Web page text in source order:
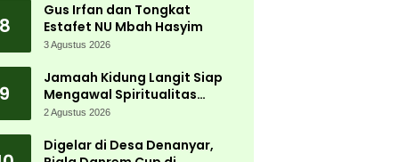
8
Gus Irfan dan Tongkat
Estafet NU Mbah Hasyim
3 Agustus 2026
9
Jamaah Kidung Langit Siap
Mengawal Spiritualitas
Muktamar NU
2 Agustus 2026
Digelar di Desa Denanyar,